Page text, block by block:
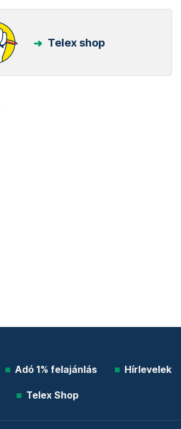
Telex shop
Adó 1% felajánlás Hírlevelek
Telex Shop